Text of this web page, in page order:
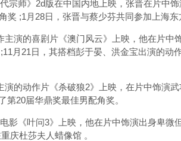
师》2d版在中国内地上映，张晋在片中
;1月28日，张晋与蔡少芬共同参加上海东
的喜剧片《澳门风云》上映，他在片中
月21日，其搭档彭于晏、洪金宝出演的
动作片《杀破狼2》上映，在片中饰演武
20届华鼎奖最佳男配角奖。
《叶问3》上映，他在片中饰演出身卑微
庆杜莎夫人蜡像馆 。